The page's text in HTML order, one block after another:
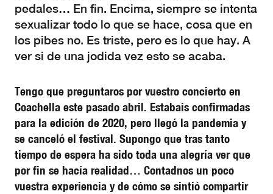
pedales… En fin. Encima, siempre se intenta
sexualizar todo lo que se hace, cosa que en
los pibes no. Es triste, pero es lo que hay. A
ver si de una jodida vez esto se acaba.
Tengo que preguntaros por vuestro concierto en
Coachella este pasado abril. Estabais confirmadas
para la edición de 2020, pero llegó la pandemia y
se canceló el festival. Supongo que tras tanto
tiempo de espera ha sido toda una alegría ver que
por fin se hacía realidad… Contadnos un poco
vuestra experiencia y de cómo se sintió compartir